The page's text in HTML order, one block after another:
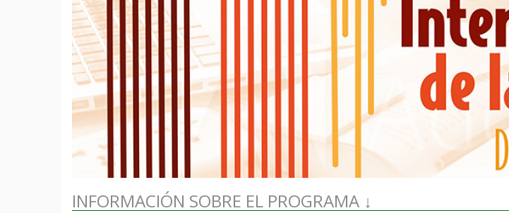
INFORMACIÓN SOBRE EL PROGRAMA